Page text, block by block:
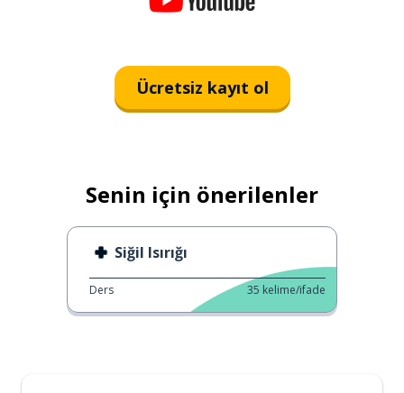
Ücretsiz kayıt ol
Senin için önerilenler
Siğil Isırığı
Ders 35 kelime/ifade